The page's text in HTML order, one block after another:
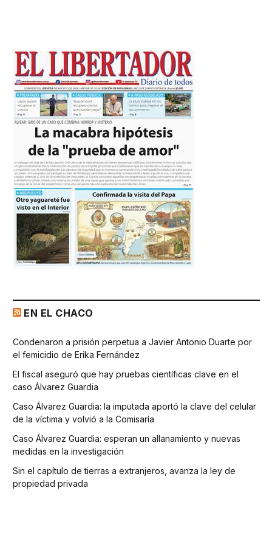
EN EL CHACO
Condenaron a prisión perpetua a Javier Antonio Duarte por
el femicidio de Erika Fernández
El fiscal aseguró que hay pruebas científicas clave en el
caso Álvarez Guardia
Caso Álvarez Guardia: la imputada aportó la clave del celular
de la víctima y volvió a la Comisaría
Caso Álvarez Guardia: esperan un allanamiento y nuevas
medidas en la investigación
Sin el capítulo de tierras a extranjeros, avanza la ley de
propiedad privada